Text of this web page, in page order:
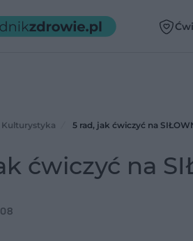
Kulturystyka 5 rad, jak ćwiczyć na
ćwiczyć na